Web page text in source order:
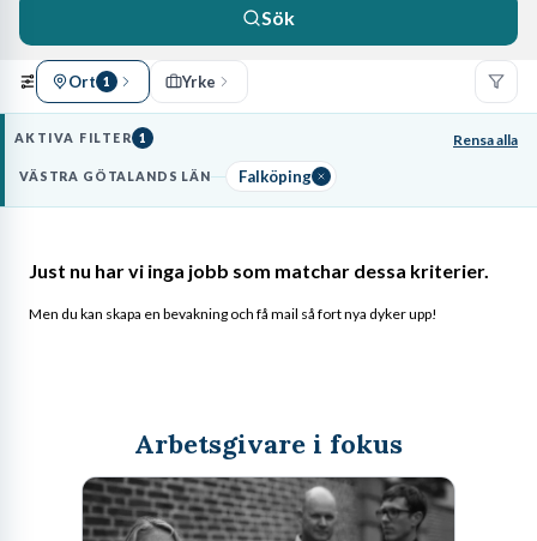
Sök
Ort 1 Yrke
AKTIVA FILTER 1 Rensa alla
VÄSTRA GÖTALANDS LÄN Falköping
Just nu har vi inga jobb som matchar dessa kriterier.
Men du kan skapa en bevakning och få mail så fort nya dyker upp!
Arbetsgivare i fokus